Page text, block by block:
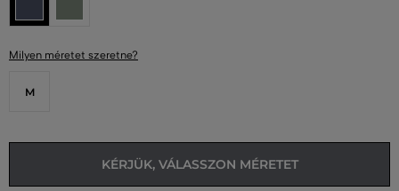
Milyen méretet szeretne?
M
KÉRJÜK, VÁLASSZON MÉRETET